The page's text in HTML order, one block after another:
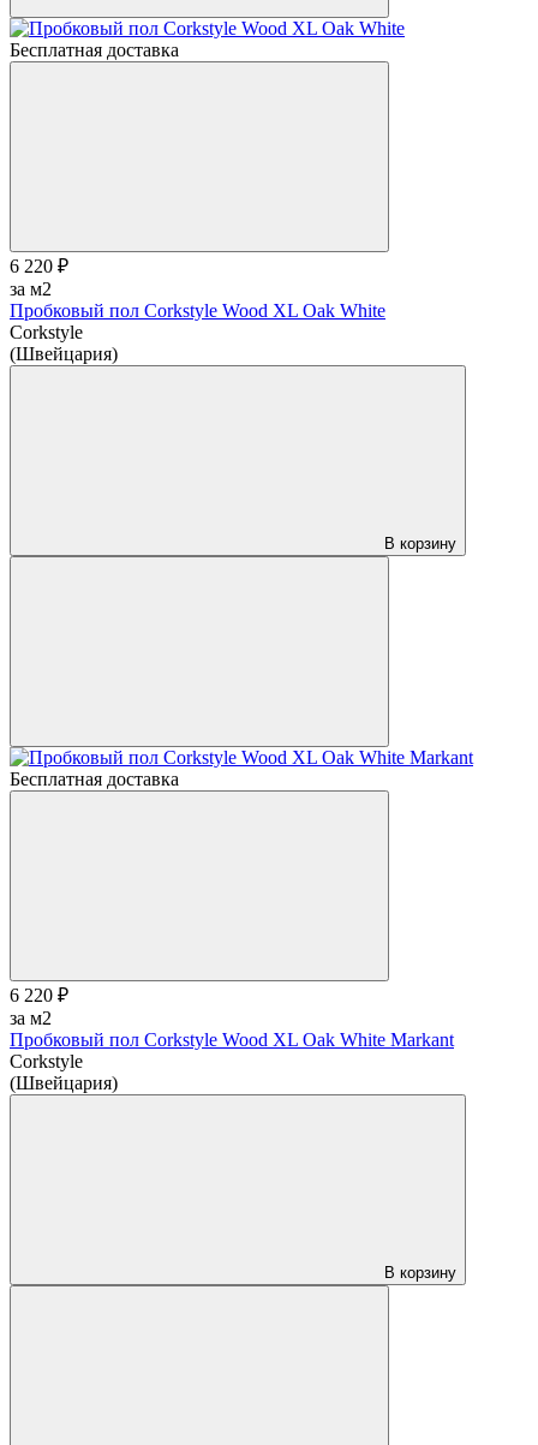
Бесплатная доставка
6 220 ₽
за м2
Пробковый пол Corkstyle Wood XL Oak White
Corkstyle
(Швейцария)
В корзину
Бесплатная доставка
6 220 ₽
за м2
Пробковый пол Corkstyle Wood XL Oak White Markant
Corkstyle
(Швейцария)
В корзину